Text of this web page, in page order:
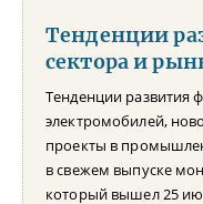
Тенденции
сектора и
Тенденции развития
электромобилей,
проекты в
в свежем выпуске
который вышел 25